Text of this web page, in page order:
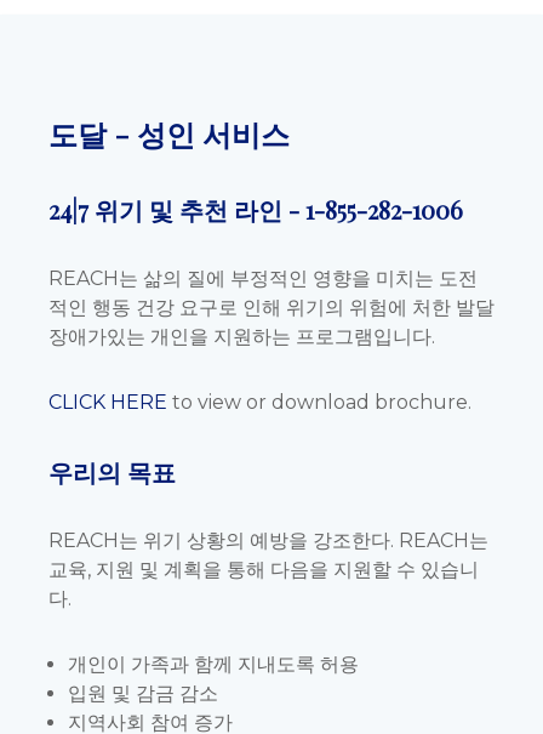
도달 - 성인 서비스
24|7 위기 및 추천 라인 -1-855-282-1006
REACH는 삶의 질에 부정적인 영향을 미치는 도전
적인 행동 건강 요구로 인해 위기의 위험에 처한 발달
장애가있는 개인을 지원하는 프로그램입니다.
CLICK HERE to view or download brochure.
우리의 목표
REACH는 위기 상황의 예방을 강조한다. REACH는
교육, 지원 및 계획을 통해 다음을 지원할 수 있습니
다.
개인이 가족과 함께 지내도록 허용
입원 및 감금 감소
지역사회 참여 증가